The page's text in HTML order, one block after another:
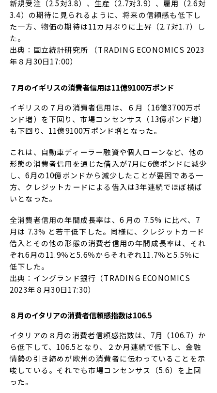
新規受注（2.5対3.8）、生産（2.7対3.9）、雇用（2.6対
3.4）の期待に見られるように、将来の信頼感も低下し
た一方、物価の期待は11カ月ぶりに上昇（2.7対1.7）し
た。
出典：国立統計研究所 （TRADING ECONOMICS 2023
年８月30日17:00）
７月のイギリスの消費者信用は11億9100万ポンド
イギリスの７月の消費者信用は、６月（16億3700万ポ
ンド増）を下回り、市場コンセンサス（13億ポンド増）
も下回り、11億9100万ポンド増となった。
これは、自動車ディーラー融資や個人ローンなど、他の
形態の消費者信用を通じた借入が7月に6億ポンドに減少
し、6月の10億ポンドから減少したことが要因である一
方、クレジットカードによる借入は3年連続でほぼ横ば
いとなった。
全消費者信用の年間成長率は、6 月の 7.5% に比べ、7
月は 7.3% と若干低下した。同様に、クレジットカード
借入とその他の形態の消費者信用の年間成長率は、それ
ぞれ6月の11.9％と5.6％からそれぞれ11.7％と5.5％に
低下した。
出典：イングランド銀行（TRADING ECONOMICS
2023年８月30日17:30）
８月のイタリアの消費者信頼感指数は106.5
イタリアの８月の消費者信頼感指数は、7月（106.7）か
ら低下して、106.5となり、２か月連続で低下し、金融
情勢の引き締めが欧州の消費者に伝わっていることを示
唆している。それでも市場コンセンサス（5.6）を上回
った。